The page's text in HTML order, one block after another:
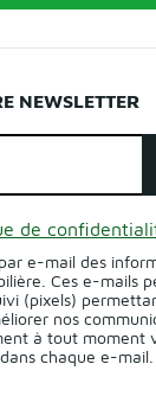
NEWSLETTER
de
e-mail des
Ces e-mails
(pixels)
nos
à tout moment
chaque e-mail.